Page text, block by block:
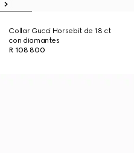
Collar Gucci Horsebit de 18 ct
con diamantes
R 108 800